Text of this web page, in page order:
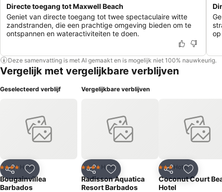
Directe toegang tot Maxwell Beach
Geniet van directe toegang tot twee spectaculaire witte
zandstranden, die een prachtige omgeving bieden om te
ontspannen en wateractiviteiten te doen.
Deze samenvatting is met AI gemaakt en is mogelijk niet 100% nauwkeurig.
Vergelijk met vergelijkbare verblijven
Geselecteerd verblijf
Delen Toevoegen aan favorieten
4 SterrenHotel
Bougainvillea
Barbados
Vergelijkbare verblijven
Delen Toevoegen aan favorieten
4 SterrenHotel
Radisson Aquatica
Resort Barbados
Delen
3 Sterren
Hotel
Coconut Court
Hotel